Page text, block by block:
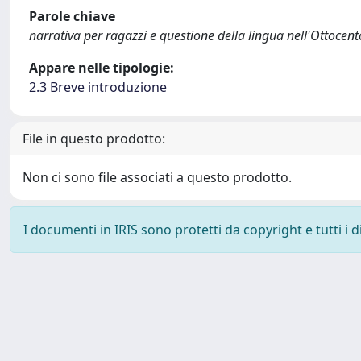
Parole chiave
narrativa per ragazzi e questione della lingua
Appare nelle tipologie:
2.3 Breve introduzione
File in questo prodotto:
Non ci sono file associati a questo prodotto.
I documenti in IRIS sono protetti da copyright e tutti i